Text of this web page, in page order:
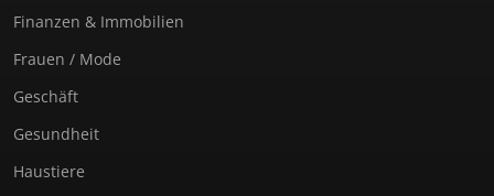
Finanzen & Immobilien
Frauen / Mode
Geschäft
Gesundheit
Haustiere